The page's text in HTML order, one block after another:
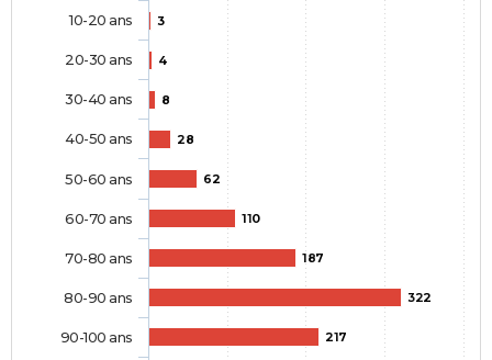
3
4
8
28
62
110
187
322
217
10-20 ans
20-30 ans
30-40 ans
40-50 ans
50-60 ans
60-70 ans
70-80 ans
80-90 ans
90-100 ans